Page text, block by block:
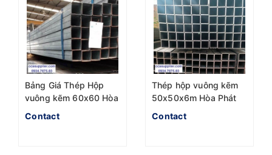
Bảng Giá Thép Hộp
vuông kẽm 60x60 Hòa
Phát mới nhất 2023
Contact
Thép hộp vuông kẽm
50x50x6m Hòa Phát
Hoa sen SenDo
Contact